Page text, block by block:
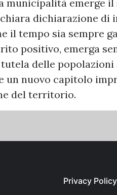
municipalità emerge
dichiarazione
il tempo sia sempre
positivo, emerga
delle
un nuovo capitolo
del territorio.
Privacy Policy